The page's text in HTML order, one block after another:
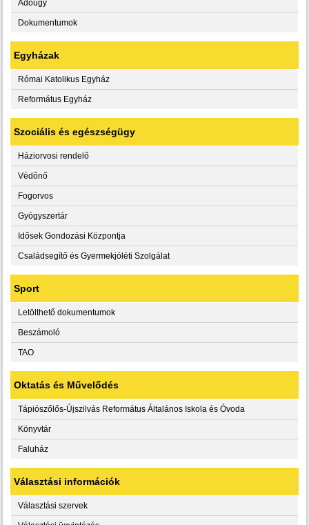
Adóügy
Dokumentumok
Egyházak
Római Katolikus Egyház
Református Egyház
Szociális és egészségügy
Háziorvosi rendelő
Védőnő
Fogorvos
Gyógyszertár
Idősek Gondozási Központja
Családsegítő és Gyermekjóléti Szolgálat
Sport
Letölthető dokumentumok
Beszámoló
TAO
Oktatás és Művelődés
Tápiószőlős-Újszilvás Református Általános Iskola és Óvoda
Könyvtár
Faluház
Választási információk
Választási szervek